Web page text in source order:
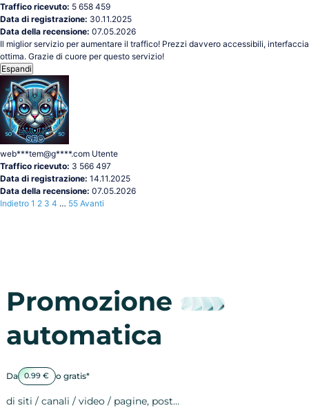
Traffico ricevuto: 5 658 459
Data di registrazione: 30.11.2025
Data della recensione: 07.05.2026
Il miglior servizio per aumentare il traffico! Prezzi davvero accessibili, interfaccia
ottima. Grazie di cuore per questo servizio!
Espandi
web***tem@g****.com Utente
Traffico ricevuto: 3 566 497
Data di registrazione: 14.11.2025
Data della recensione: 07.05.2026
Indietro 1 2 3 4 … 55 Avanti
Promozione
automatica
Da 0.99 € o gratis*
di siti / canali / video / pagine, post…